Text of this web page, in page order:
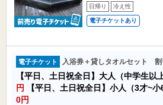
日帰り 冷え性
電子チケットあり
電子チケット 入浴券＋貸しタオルセット 割
【平日、土日祝全日】大人（中学生以
円
【平日、土日祝全日】小人（3才~小
0円